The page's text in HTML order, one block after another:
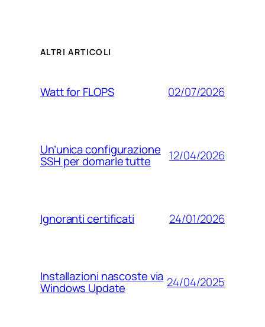
ALTRI ARTICOLI
Watt for FLOPS 02/07/2026
Un’unica configurazione
SSH per domarle tutte 12/04/2026
Ignoranti certificati 24/01/2026
Installazioni nascoste via
Windows Update 24/04/2025